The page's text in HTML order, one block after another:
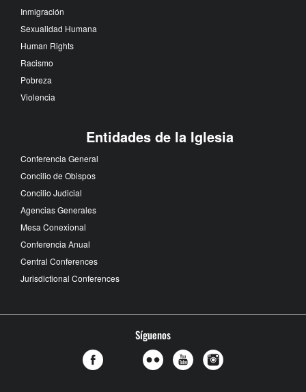
Inmigración
Sexualidad Humana
Human Rights
Racismo
Pobreza
Violencia
Entidades de la Iglesia
Conferencia General
Concilio de Obispos
Concilio Judicial
Agencias Generales
Mesa Conexional
Conferencia Anual
Central Conferences
Jurisdictional Conferences
Síguenos